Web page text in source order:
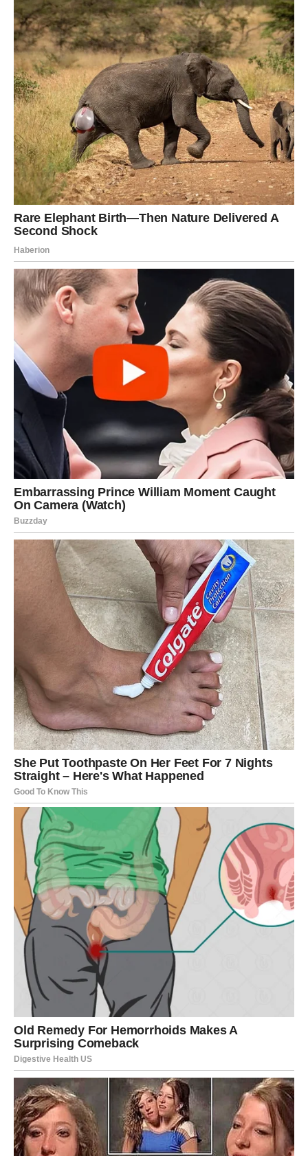
Bićete voljene upravo zbog onoga što jeste.
Velika sreća prati vas na svakom
koraku
Osim ljubavi, pred vama je period tokom kojeg će se
mnoge stvari odvijati mnogo bolje nego ranije.
Problemi koji su vas dugo opterećivali počeće da nestaju.
Dobićete podršku od ljudi koji vas iskreno vole.
Neki planovi koje ste skoro prestale očekivati počeće da
se ostvaruju.
Imaćete osjećaj da vam život konačno pokazuje svoju
ljepšu stranu.
Zašto ste baš vi zaslužile ovu
sreću?
Zato što niste prestale vjerovati u ljubav.
Zato što ste ostale dobre čak i kada su vas drugi
povrijedili.
Zato što ste nastavile širiti toplinu i razumijevanje čak i
onda kada vam je bilo teško.
Sudbina nagrađuje ljude koji imaju čisto srce.
A upravo je to ono što Ribe čini posebnima.
Dolazi period koji ćete pamtiti
cijelog života
Pred vama su dani puni osmijeha, nježnosti i trenutaka
koji će vam ostati u srcu.
Mnoge Ribe uskoro će imati osjećaj da započinju potpuno
novo životno poglavlje.
Poglavlje u kojem više nema mjesta za stare tuge,
razočaranja i neuzvraćene emocije.
Poglavlje u kojem ljubav konačno dobija mjesto koje
zaslužuje.
Najljepša poruka zvijezda za Ribe
Drage Ribe, velika sreća i savršena ljubavna priča dolaze
upravo vama. Ono što vas očekuje moglo bi vam vratiti
vjeru u sudbinu, ljubav i srećne završetke. Pred vama su
susreti koji će ubrzati otkucaje srca, razgovori koji će vas
dirnuti do dubine duše i emocije koje će vas podsjetiti
koliko život može biti lijep. Mnoge od vas uskoro će
shvatiti da su postale dio ljubavne priče kakvu su dugo
sanjale. Zvijezde vam poručuju da otvorite srce bez
straha i dozvolite sebi da budete srećne, jer ono što
dolazi moglo bi biti ljepše od svega što ste do sada
zamišljale.